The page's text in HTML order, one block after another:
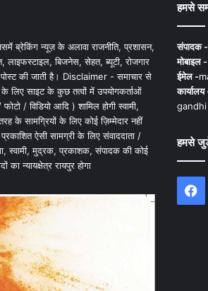
ब्रेकिंग न्यूज़ के अलावा राजनीति, प्रशासन,
बिजनेस, सेहत, ब्यूटी, रोजगार
की जाती है। Disclaimer - समाचार से
के लिए साइट के कुछ तत्वों में उपयोगकर्ताओं
/ विडियो आदि ) शामिल होगी स्वामी,
के सामग्रियों के लिए कोई ज़िम्मेदार नहीं
ऐसी सामग्री के लिए संवाददाता /
स्वामी, मुद्रक, प्रकाशक, संपादक की कोई
का न्यायक्षेत्र रायपुर होगा
हमसे
संपादक -
मोबाइल -
ईमेल -
कार्यालय
हमसे